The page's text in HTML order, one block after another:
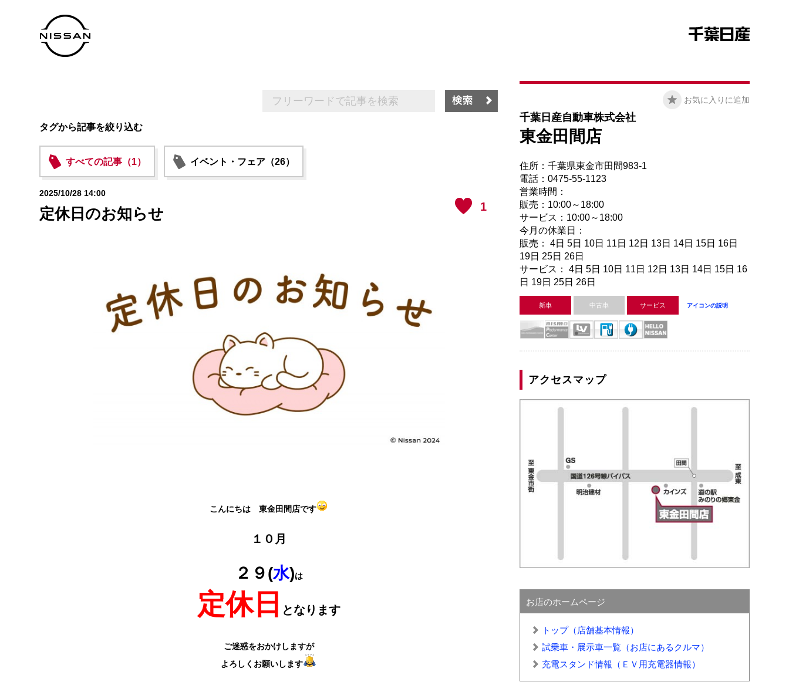
タグから記事を絞り込む
すべての記事（1） イベント・フェア（26）
1
2025/10/28 14:00
定休日のお知らせ
こんにちは 東金田間店です
１０月
２９(水)は
定休日 となります
ご迷惑をおかけしますが
よろしくお願いします
お気に入りに追加
千葉日産自動車株式会社
東金田間店
住所：千葉県東金市田間983-1
電話：0475-55-1123
営業時間：
販売：10:00～18:00
サービス：10:00～18:00
今月の休業日：
販売： 4日 5日 10日 11日 12日 13日 14日 15日 16日
19日 25日 26日
サービス： 4日 5日 10日 11日 12日 13日 14日 15日 16
日 19日 25日 26日
新車 中古車 サービス アイコンの説明
アクセスマップ
お店のホームページ
トップ（店舗基本情報）
試乗車・展示車一覧（お店にあるクルマ）
充電スタンド情報（ＥＶ用充電器情報）